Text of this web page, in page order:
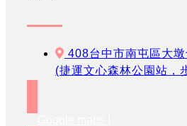
408台中市南屯區大
(捷運文心森林公園站，